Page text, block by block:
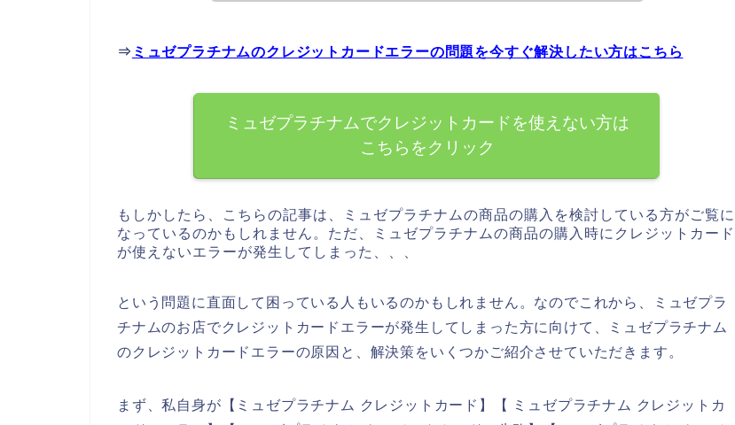
⇒ ミュゼプラチナムのクレジットカードエラーの問題を今すぐ解決したい方はこちら
ミュゼプラチナムでクレジットカードを使えない方は
こちらをクリック
もしかしたら、こちらの記事は、ミュゼプラチナムの商品の購入を検討している方がご覧に
なっているのかもしれません。ただ、ミュゼプラチナムの商品の購入時にクレジットカード
が使えないエラーが発生してしまった、、、
という問題に直面して困っている人もいるのかもしれません。なのでこれから、ミュゼプラ
チナムのお店でクレジットカードエラーが発生してしまった方に向けて、ミュゼプラチナム
のクレジットカードエラーの原因と、解決策をいくつかご紹介させていただきます。
まず、私自身が【ミュゼプラチナム クレジットカード】【 ミュゼプラチナム クレジットカ